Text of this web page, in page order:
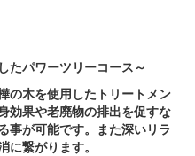
たパワーツリーコース～
の木を使用したトリートメン
効果や老廃物の排出を促すな
事が可能です。また深いリラ
繋がります。